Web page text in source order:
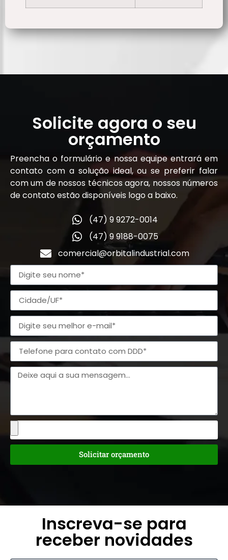
Solicite agora o seu
orçamento
Preencha o formulário e nossa equipe entrará em
contato com a solução ideal, ou se preferir falar
com um de nossos técnicos agora, nossos números
de contato estão disponíveis logo a baixo.
(47) 9 9272-0014
(47) 9 9188-0075
comercial@orbitalindustrial.com
Solicitar orçamento
Inscreva-se para
receber novidades